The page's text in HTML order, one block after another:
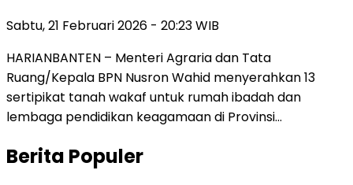
Sabtu, 21 Februari 2026 - 20:23 WIB
HARIANBANTEN – Menteri Agraria dan Tata
Ruang/Kepala BPN Nusron Wahid menyerahkan 13
sertipikat tanah wakaf untuk rumah ibadah dan
lembaga pendidikan keagamaan di Provinsi…
Berita Populer